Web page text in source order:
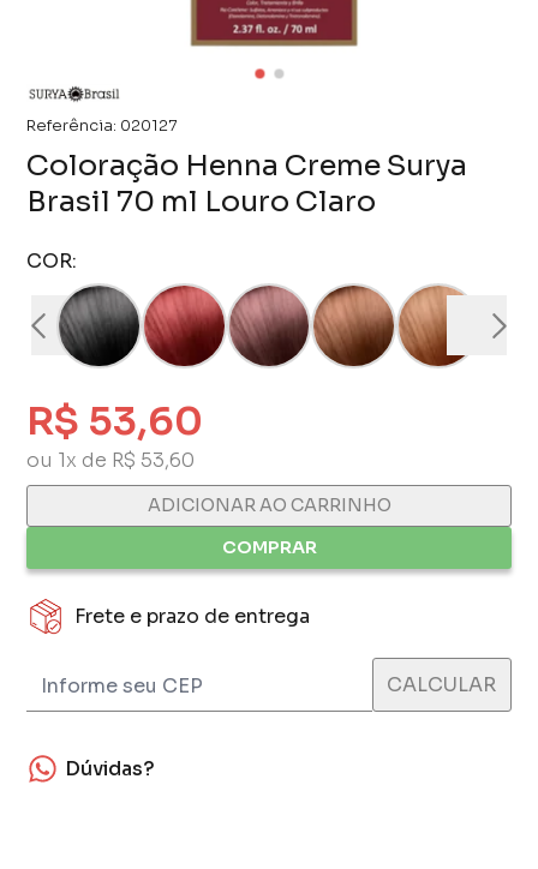
Referência: 020127
Coloração Henna Creme Surya
Brasil 70 ml Louro Claro
COR:
R$ 53,60
ou 1x de R$ 53,60
ADICIONAR AO CARRINHO
COMPRAR
Frete e prazo de entrega
Dúvidas?